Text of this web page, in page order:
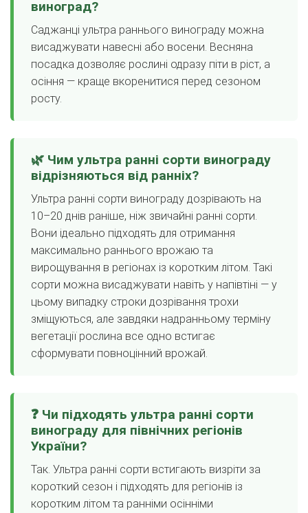
виноград?
Саджанці ультра раннього винограду можна
висаджувати навесні або восени. Весняна
посадка дозволяє рослині одразу піти в ріст, а
осіння — краще вкоренитися перед сезоном
росту.
🌿 Чим ультра ранні сорти винограду
відрізняються від ранніх?
Ультра ранні сорти винограду дозрівають на
10–20 днів раніше, ніж звичайні ранні сорти.
Вони ідеально підходять для отримання
максимально раннього врожаю та
вирощування в регіонах із коротким літом. Такі
сорти можна висаджувати навіть у напівтіні — у
цьому випадку строки дозрівання трохи
зміщуються, але завдяки надранньому терміну
вегетації рослина все одно встигає
сформувати повноцінний врожай.
❓ Чи підходять ультра ранні сорти
винограду для північних регіонів
України?
Так. Ультра ранні сорти встигають визріти за
короткий сезон і підходять для регіонів із
коротким літом та ранніми осінніми